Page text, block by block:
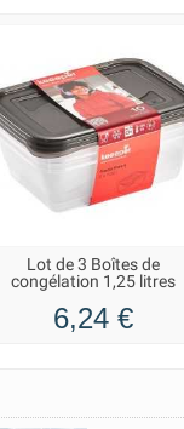
Lot de 3 Boîtes de
congélation 1,25 litres
6,24 €